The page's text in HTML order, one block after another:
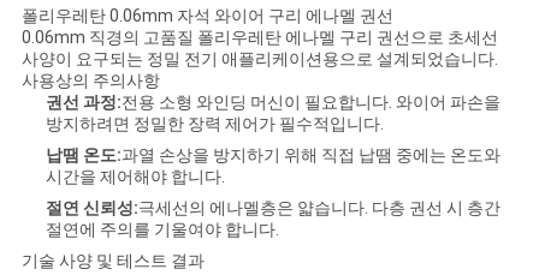
세
요
폴리우레탄 0.06mm 자석 와이어 구리 에나멜 권선
0.06mm 직경의 고품질 폴리우레탄 에나멜 구리 권선으로 초세선
사양이 요구되는 정밀 전기 애플리케이션용으로 설계되었습니다.
사용상의 주의사항
권선 과정:전용 소형 와인딩 머신이 필요합니다. 와이어 파손을
방지하려면 정밀한 장력 제어가 필수적입니다.
납땜 온도:과열 손상을 방지하기 위해 직접 납땜 중에는 온도와
시간을 제어해야 합니다.
절연 신뢰성:극세선의 에나멜층은 얇습니다. 다층 권선 시 층간
절연에 주의를 기울여야 합니다.
기술 사양 및 테스트 결과